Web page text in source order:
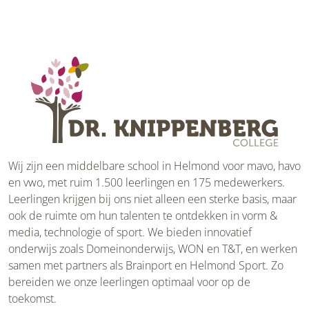
Wij zijn een middelbare school in Helmond voor mavo, havo
en vwo, met ruim 1.500 leerlingen en 175 medewerkers.
Leerlingen krijgen bij ons niet alleen een sterke basis, maar
ook de ruimte om hun talenten te ontdekken in vorm &
media, technologie of sport. We bieden innovatief
onderwijs zoals Domeinonderwijs, WON en T&T, en werken
samen met partners als Brainport en Helmond Sport. Zo
bereiden we onze leerlingen optimaal voor op de
toekomst.